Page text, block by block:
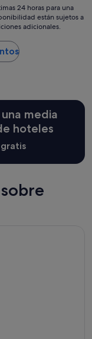
24 horas para una
están sujetos a
adicionales.
media
hoteles